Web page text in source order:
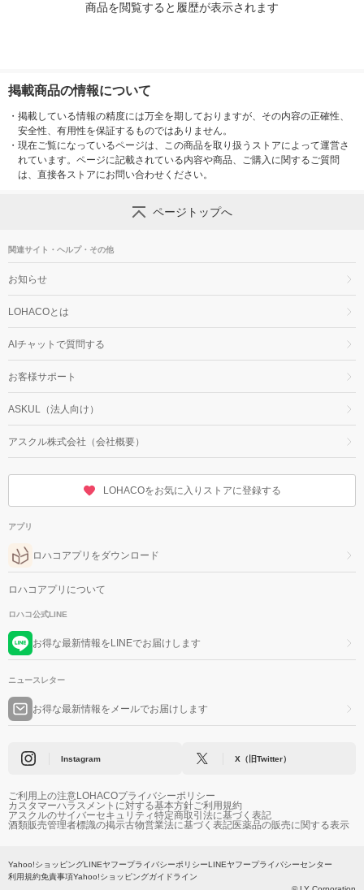
商品を閲覧すると履歴が表示されます
掲載商品の情報について
・ 掲載している情報の精度には万全を期しておりますが、その内容の正確性、
安全性、有用性を保証するものではありません。
・ 現在ご覧になっているページは、この商品を取り扱うストアによって運営さ
れています。ページに記載されている内容や商品、ご購入に関するご質問
は、直接各ストアにお問い合わせください。
ページトップへ
関連サイト・ヘルプ・その他
お知らせ
LOHACOとは
AIチャットで質問する
お客様サポート
ASKUL（法人向け）
アスクル株式会社（会社概要）
LOHACOをお気に入りストアに登録する
アプリ
ロハコアプリをダウンロード
ロハコアプリについて
ロハコ公式LINE
お得な最新情報をLINEでお届けします
ニュースレター
お得な最新情報をメールでお届けします
Instagram X（旧Twitter）
ご利用上の注意LOHACOプライバシーポリシー
カスタマーハラスメントに対する基本方針ご利用規約
アスクルのサイバーセキュリティ特定商取引法に基づく表記
酒類販売管理者標識の掲示古物営業法に基づく表記医薬品の販売に関する表示
Yahoo!ショッピングLINEヤフープライバシーポリシーLINEヤフープライバシーセンター
利用規約免責事項Yahoo!ショッピングガイドライン